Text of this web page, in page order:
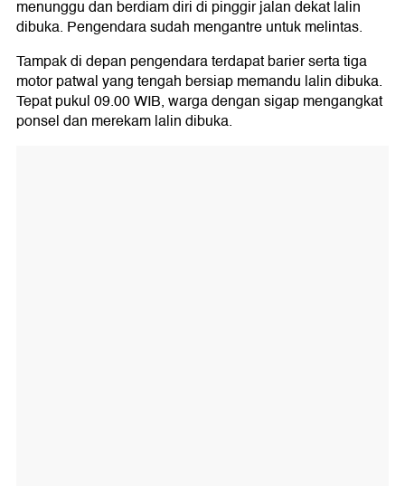
menunggu dan berdiam diri di pinggir jalan dekat lalin
dibuka. Pengendara sudah mengantre untuk melintas.
Tampak di depan pengendara terdapat barier serta tiga
motor patwal yang tengah bersiap memandu lalin dibuka.
Tepat pukul 09.00 WIB, warga dengan sigap mengangkat
ponsel dan merekam lalin dibuka.